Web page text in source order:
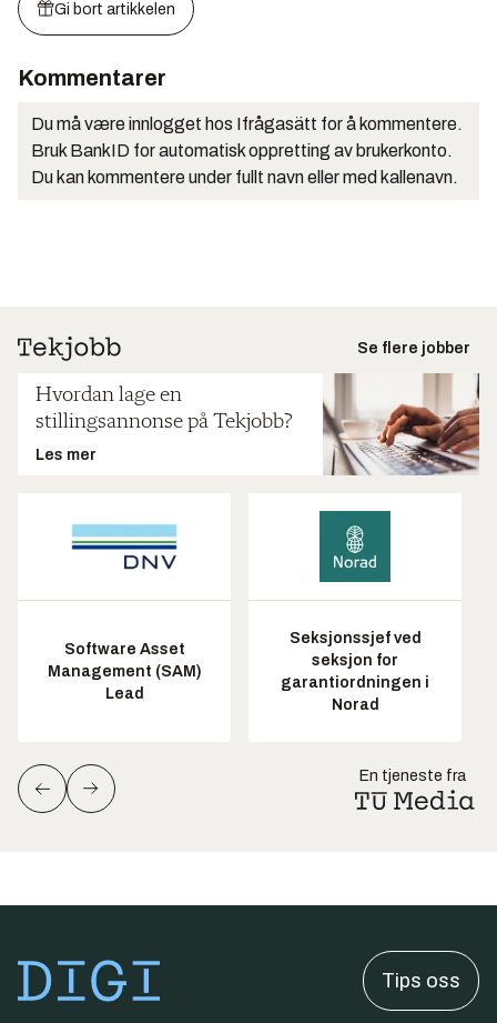
Gi bort artikkelen
Kommentarer
Du må være innlogget hos Ifrågasätt for å kommentere.
Bruk BankID for automatisk oppretting av brukerkonto.
Du kan kommentere under fullt navn eller med kallenavn.
Se flere jobber
Hvordan lage en
stillingsannonse på Tekjobb?
Les mer
Software Asset
Management (SAM)
Lead
Seksjonssjef ved
seksjon for
garantiordningen i
Norad
En tjeneste fra
Tips oss